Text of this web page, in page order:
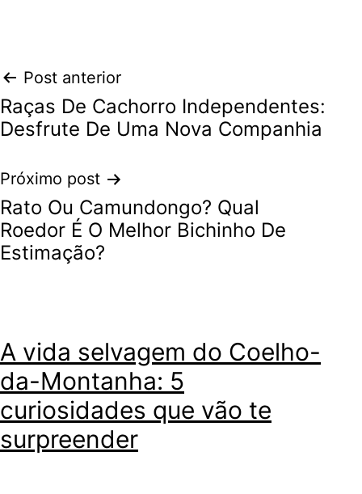
Navegação
de
Post anterior
Raças De Cachorro Independentes:
Desfrute De Uma Nova Companhia
Próximo post
Rato Ou Camundongo? Qual
Roedor É O Melhor Bichinho De
Estimação?
A vida selvagem do Coelho-
da-Montanha: 5
curiosidades que vão te
surpreender